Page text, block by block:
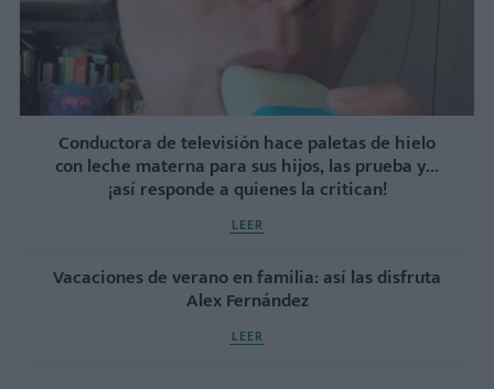
Conductora de televisión hace paletas de hielo
con leche materna para sus hijos, las prueba y...
¡así responde a quienes la critican!
LEER
Vacaciones de verano en familia: así las disfruta
Alex Fernández
LEER